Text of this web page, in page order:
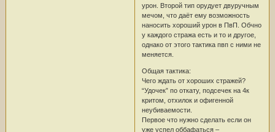
урон. Второй тип орудует двуручным
мечом, что даёт ему возможность
наносить хороший урон в ПвП. Обчно
у каждого стража есть и то и другое,
однако от этого тактика пвп с ними не
меняется.
Общая тактика:
Чего ждать от хороших стражей?
“Удочек” по откату, подсечек на 4к
критом, отхилок и офигенной
неубиваемости.
Первое что нужно сделать если он
уже успел оббафаться –